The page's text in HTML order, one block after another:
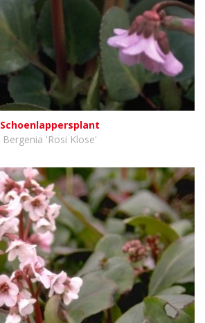
Schoenlappersplant
Bergenia 'Rosi Klose'